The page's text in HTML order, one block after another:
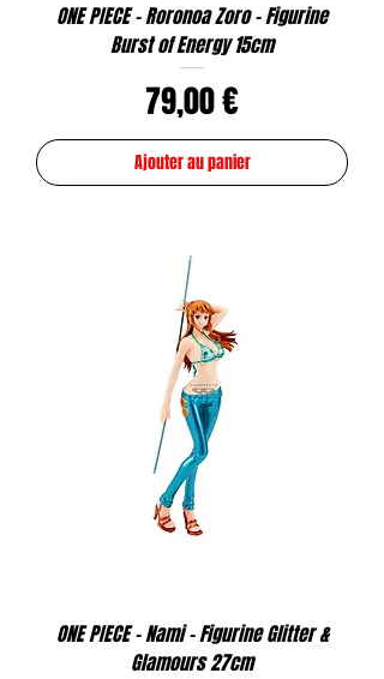
ONE PIECE - Roronoa Zoro - Figurine
Burst of Energy 15cm
Prix
79,00 €
Ajouter au panier
ONE PIECE - Nami - Figurine Glitter &
Glamours 27cm